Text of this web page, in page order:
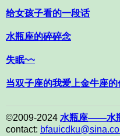
给女孩子看的一段话
水瓶座的碎碎念
失眠~~
当双子座的我爱上金牛座的
©2009-2024 水瓶座——水
contact: